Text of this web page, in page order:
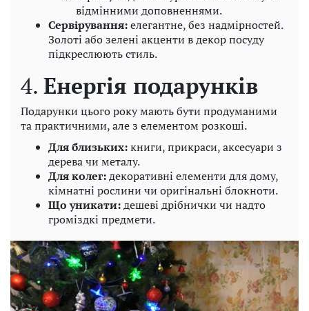
відмінними доповненнями.
Сервірування:елегантне, без надмірностей.
Золоті або зелені акценти в декор посуду
підкреслюють стиль.
4. Енергія подарунків
Подарунки цього року мають бути продуманими
та практичними, але з елементом розкоші.
Для близьких:книги, прикраси, аксесуари з
дерева чи металу.
Для колег:декоративні елементи для дому,
кімнатні рослини чи оригінальні блокноти.
Що уникати:дешеві дрібнички чи надто
громіздкі предмети.